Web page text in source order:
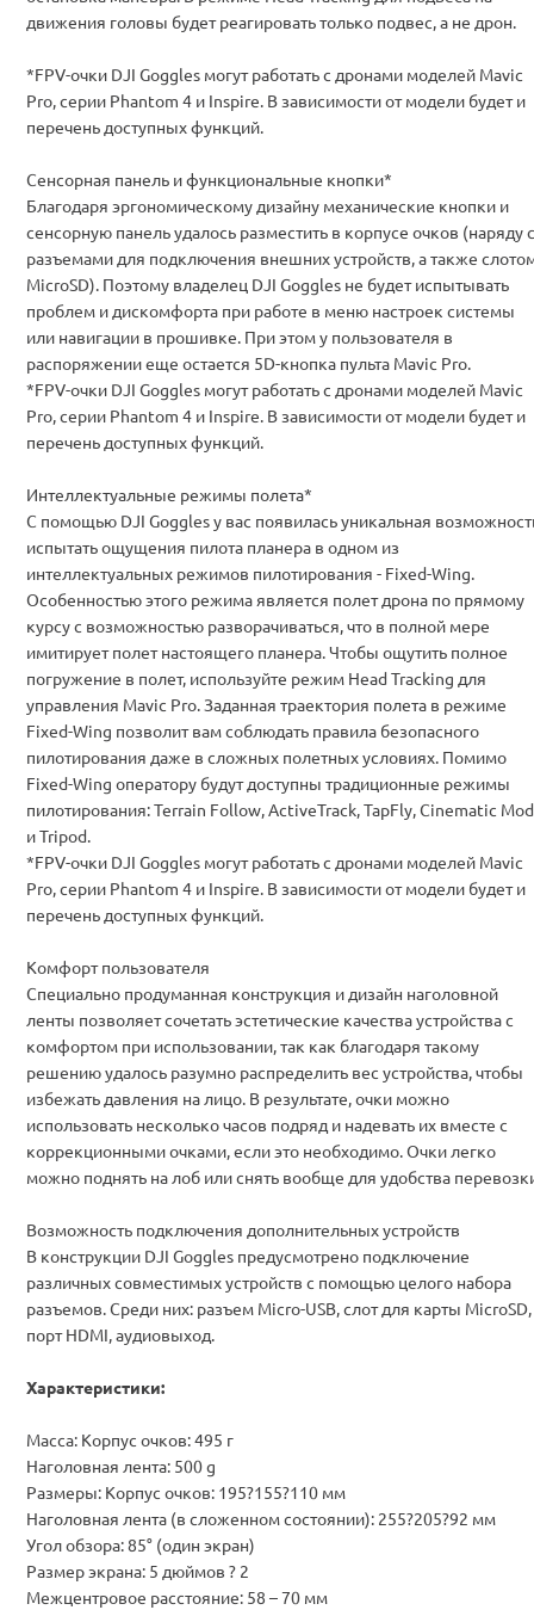
движения головы будет реагировать только подвес, а не дрон.
*FPV-очки DJI Goggles могут работать с дронами моделей Mavic
Pro, серии Phantom 4 и Inspire. В зависимости от модели будет и
перечень доступных функций.
Сенсорная панель и функциональные кнопки*
Благодаря эргономическому дизайну механические кнопки и
сенсорную панель удалось разместить в корпусе очков (наряду с
разъемами для подключения внешних устройств, а также
MicroSD). Поэтому владелец DJI Goggles не будет испытывать
проблем и дискомфорта при работе в меню настроек системы
или навигации в прошивке. При этом у пользователя в
распоряжении еще остается 5D-кнопка пульта Mavic Pro.
*FPV-очки DJI Goggles могут работать с дронами моделей Mavic
Pro, серии Phantom 4 и Inspire. В зависимости от модели будет и
перечень доступных функций.
Интеллектуальные режимы полета*
С помощью DJI Goggles у вас появилась уникальная
испытать ощущения пилота планера в одном из
интеллектуальных режимов пилотирования - Fixed-Wing.
Особенностью этого режима является полет дрона по прямому
курсу с возможностью разворачиваться, что в полной мере
имитирует полет настоящего планера. Чтобы ощутить полное
погружение в полет, используйте режим Head Tracking для
управления Mavic Pro. Заданная траектория полета в режиме
Fixed-Wing позволит вам соблюдать правила безопасного
пилотирования даже в сложных полетных условиях. Помимо
Fixed-Wing оператору будут доступны традиционные режимы
пилотирования: Terrain Follow, ActiveTrack, TapFly, Cinematic
и Tripod.
*FPV-очки DJI Goggles могут работать с дронами моделей Mavic
Pro, серии Phantom 4 и Inspire. В зависимости от модели будет и
перечень доступных функций.
Комфорт пользователя
Специально продуманная конструкция и дизайн наголовной
ленты позволяет сочетать эстетические качества устройства с
комфортом при использовании, так как благодаря такому
решению удалось разумно распределить вес устройства, чтобы
избежать давления на лицо. В результате, очки можно
использовать несколько часов подряд и надевать их вместе с
коррекционными очками, если это необходимо. Очки легко
можно поднять на лоб или снять вообще для удобства
Возможность подключения дополнительных устройств
В конструкции DJI Goggles предусмотрено подключение
различных совместимых устройств с помощью целого набора
разъемов. Среди них: разъем Micro-USB, слот для карты MicroSD,
порт HDMI, аудиовыход.
Характеристики:
Масса: Корпус очков: 495 г
Наголовная лента: 500 g
Размеры: Корпус очков: 195?155?110 мм
Наголовная лента (в сложенном состоянии): 255?205?92 мм
Угол обзора: 85° (один экран)
Размер экрана: 5 дюймов ? 2
Межцентровое расстояние: 58 – 70 мм